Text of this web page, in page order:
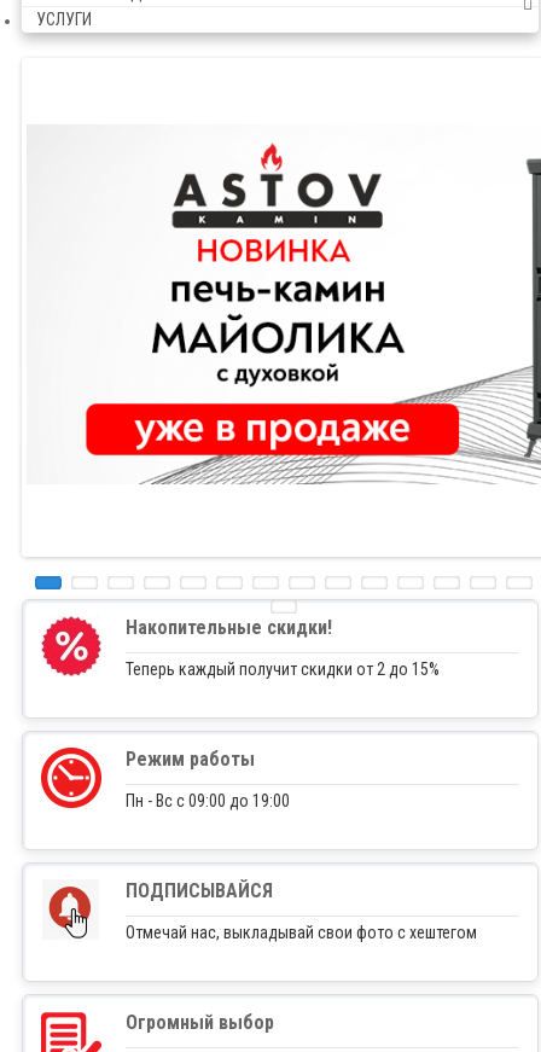
УСЛУГИ
Накопительные скидки!
Теперь каждый получит скидки от 2 до 15%
Режим работы
Пн - Вс с 09:00 до 19:00
ПОДПИСЫВАЙСЯ
Отмечай нас, выкладывай свои фото с хештегом
Огромный выбор